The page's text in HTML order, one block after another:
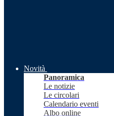
Novità
Panoramica
Le notizie
Le circolari
Calendario eventi
Albo online